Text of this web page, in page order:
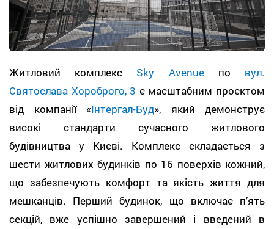
Житловий комплекс Sky Avenueпо вул.
Святослава Хороброго, 3 є масштабним проєктом
від компанії «Інтергал-Буд», який демонструє
високі стандарти сучасного житлового
будівництва у Києві. Комплекс складається з
шести житлових будинків по 16 поверхів кожний,
що забезпечують комфорт та якість життя для
мешканців. Перший будинок, що включає п’ять
секцій, вже успішно завершений і введений в